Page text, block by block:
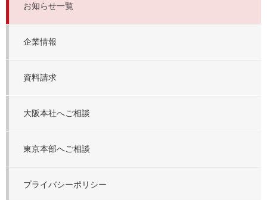
お知らせ一覧
企業情報
資料請求
大阪本社へご相談
東京本部へご相談
プライバシーポリシー